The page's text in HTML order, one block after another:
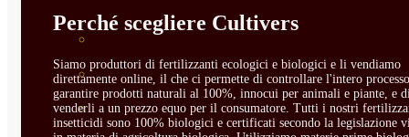
ÁCIDOS HÚMICOS
MATERIAS PRIMAS
PROTECCIÓN CULTIVOS Y
Perché scegliere Cultivers
Siamo produttori di fertilizzanti ecologici e biologici e li vendiamo
direttamente online, il che ci permette di controllare l'intero
garantire prodotti naturali al 100%, innocui per animali e piante, e
venderli a un prezzo equo per il consumatore. Tutti i nostri
insetticidi sono 100% biologici e certificati secondo la legislazione